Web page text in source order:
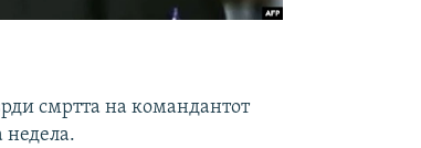
смртта на командантот
недела.